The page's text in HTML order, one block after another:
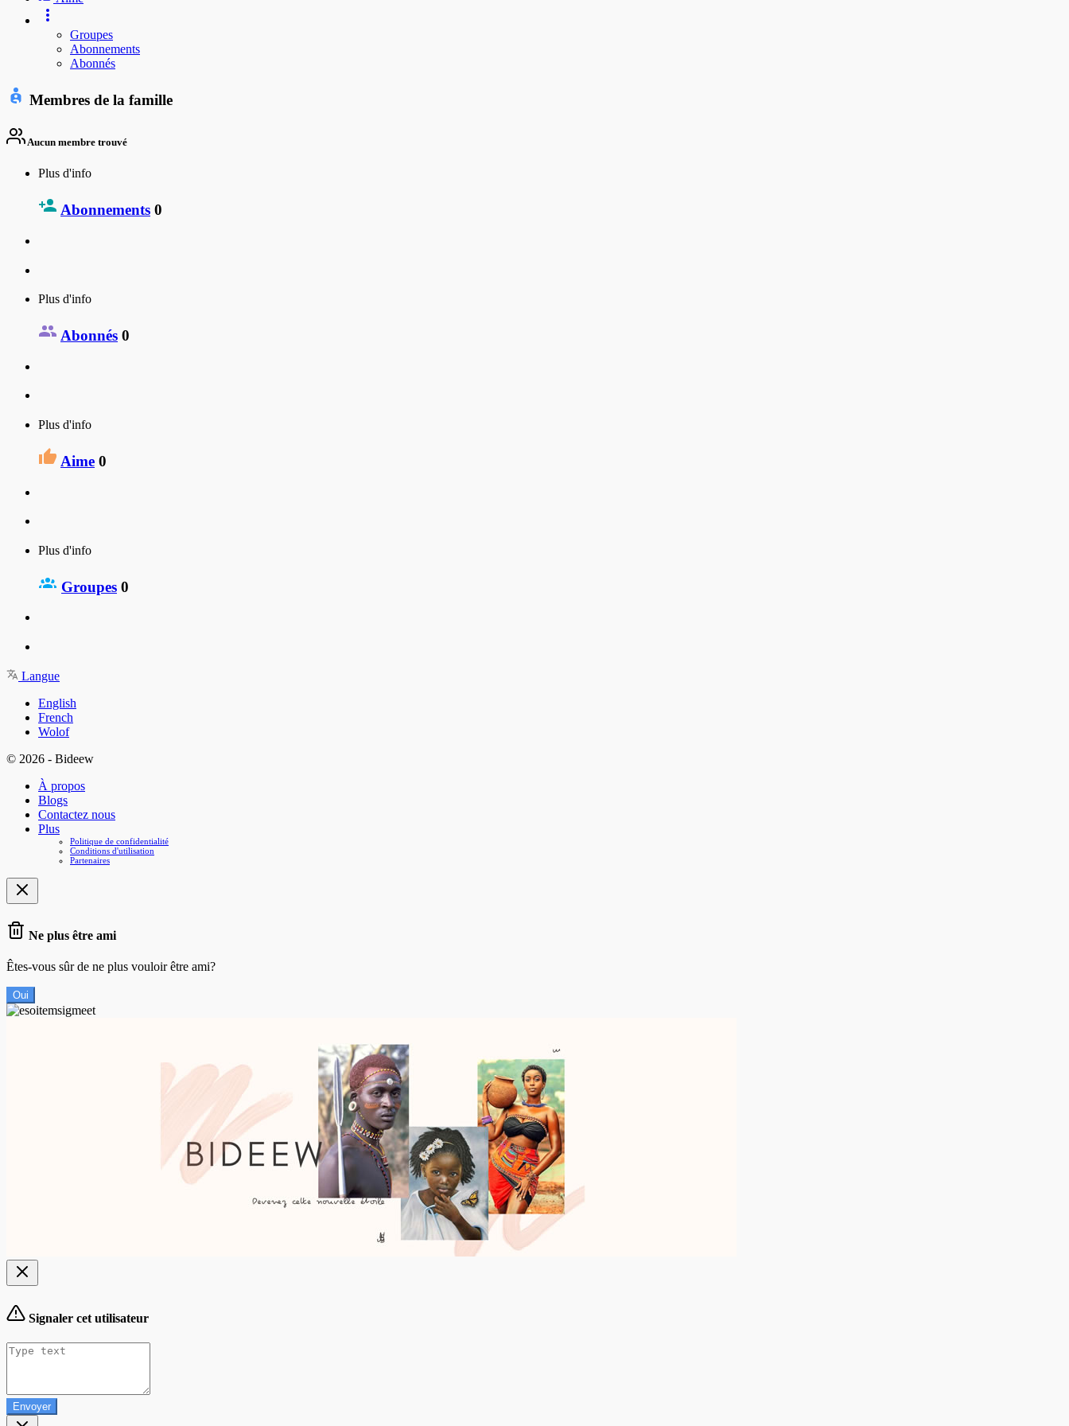
Groupes
Abonnements
Abonnés
Membres de la famille
Aucun membre trouvé
Plus d'info
Abonnements 0
Plus d'info
Abonnés 0
Plus d'info
Aime 0
Plus d'info
Groupes 0
Langue
English
French
Wolof
© 2026 - Bideew
À propos
Blogs
Contactez nous
Plus
Politique de confidentialité
Conditions d'utilisation
Partenaires
Ne plus être ami
Êtes-vous sûr de ne plus vouloir être ami?
Oui
Signaler cet utilisateur
Envoyer